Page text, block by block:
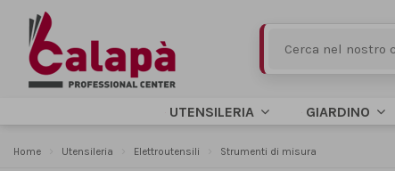
UTENSILERIA GIARDINO
Home Utensileria Elettroutensili Strumenti di misura